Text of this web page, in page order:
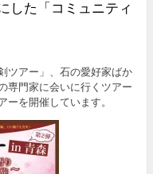
した「コミュニティ
ツアー」、石の愛好家ばか
専門家に会いに行くツアー
を開催しています。